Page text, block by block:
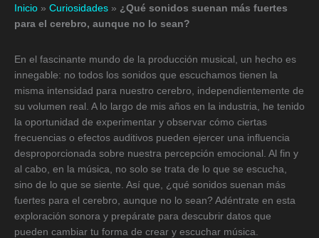
Inicio » Curiosidades » ¿Qué sonidos suenan más fuertes
para el cerebro, aunque no lo sean?
En el fascinante mundo de la producción musical, un hecho es
innegable: no todos los sonidos que escuchamos tienen la
misma intensidad para nuestro cerebro, independientemente de
su volumen real. A lo largo de mis años en la industria, he tenido
la oportunidad de experimentar y observar cómo ciertas
frecuencias o efectos auditivos pueden ejercer una influencia
desproporcionada sobre nuestra percepción emocional. Al fin y
al cabo, en la música, no solo se trata de lo que se escucha,
sino de lo que se siente. Así que, ¿qué sonidos suenan más
fuertes para el cerebro, aunque no lo sean? Adéntrate en esta
exploración sonora y prepárate para descubrir datos que
pueden cambiar tu forma de crear y escuchar música.